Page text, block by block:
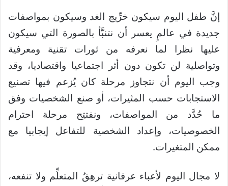
إنَّ طفل اليوم سيكون خرِّيج الغد وسيكون بمواصفات
جديدة في عالمٍ يعسر أن نتنبَّأ بالصورة التي سيكون
عليها نظرا لما نعرفه من ثورات تقنية ومعرفية
وتواصلية لن تكون دون أثر اجتماعيا واقتصاديا، وقد
وجب اليوم أن نتجاوز مرحلة كان يُزعم فيها تصنيع
الاستجابات حسب المثيرات، أو صنع الشخصيات وفق
ما حُدَّد من المواصفات، ونفتتِح مرحلة احترام
الخصوصيات، وإعداد الشخصية للتفاعل إيجابيا مع
ممكن المتغيرات.
لا مجال اليوم لأعباء عرفانية ترهِقُ المتعلِّم ولا تنفعه،